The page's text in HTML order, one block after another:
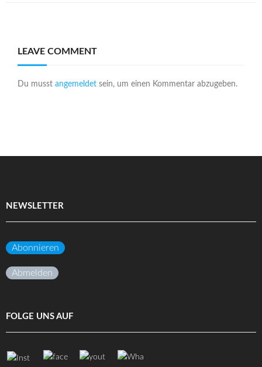
LEAVE COMMENT
Du musst angemeldet sein, um einen Kommentar abzugeben.
NEWSLETTER
Abonnieren
Abmelden
FOLGE UNS AUF